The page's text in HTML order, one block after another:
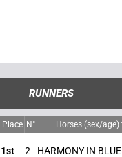
RUNNERS
Place N° Horses (sex/age)
1st 2 HARMONY IN BLUE